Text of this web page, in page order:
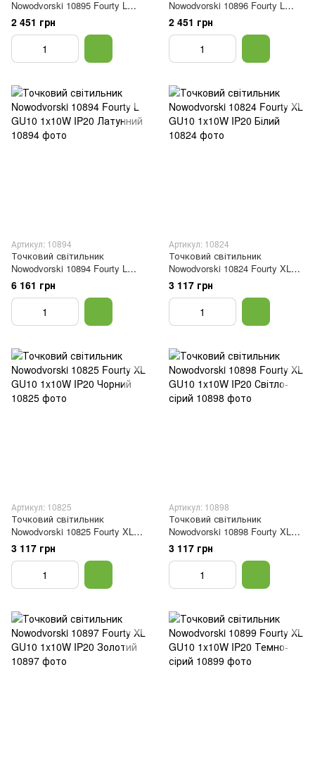
Nowodvorski 10895 Fourty L
GU10 1x10W IP20 Світло-сірий
2 451 грн
Nowodvorski 10896 Fourty L
GU10 1x10W IP20 Темно-сірий
2 451 грн
Артикул: 10894
Точковий світильник
Nowodvorski 10894 Fourty L
GU10 1x10W IP20 Латунний
6 161 грн
Артикул: 10824
Точковий світильник
Nowodvorski 10824 Fourty XL
GU10 1x10W IP20 Білий
3 117 грн
Артикул: 10825
Точковий світильник
Nowodvorski 10825 Fourty XL
GU10 1x10W IP20 Чорний
3 117 грн
Артикул: 10898
Точковий світильник
Nowodvorski 10898 Fourty XL
GU10 1x10W IP20 Світло-сірий
3 117 грн